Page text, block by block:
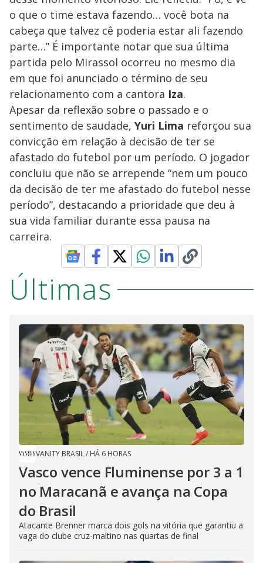
o que o time estava fazendo… você bota na
cabeça que talvez cê poderia estar ali fazendo
parte…” É importante notar que sua última
partida pelo Mirassol ocorreu no mesmo dia
em que foi anunciado o término de seu
relacionamento com a cantora Iza.
Apesar da reflexão sobre o passado e o
sentimento de saudade, Yuri Lima reforçou sua
convicção em relação à decisão de ter se
afastado do futebol por um período. O jogador
concluiu que não se arrepende “nem um pouco
da decisão de ter me afastado do futebol nesse
período”, destacando a prioridade que deu à
sua vida familiar durante essa pausa na
carreira.
Últimas
VANITY BRASIL/ HÁ 6 HORAS
Vasco vence Fluminense por 3 a 1
no Maracanã e avança na Copa
do Brasil
Atacante Brenner marca dois gols na vitória que garantiu a
vaga do clube cruz-maltino nas quartas de final